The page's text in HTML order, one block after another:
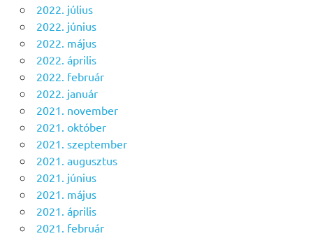
2022. július
2022. június
2022. május
2022. április
2022. február
2022. január
2021. november
2021. október
2021. szeptember
2021. augusztus
2021. június
2021. május
2021. április
2021. február